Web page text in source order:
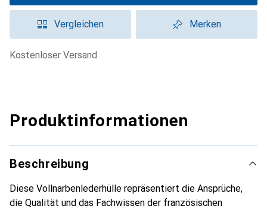
Vergleichen Merken
kostenloser Versand
Produktinformationen
Beschreibung
Diese Vollnarbenlederhülle repräsentiert die Ansprüche,
die Qualität und das Fachwissen der französischen